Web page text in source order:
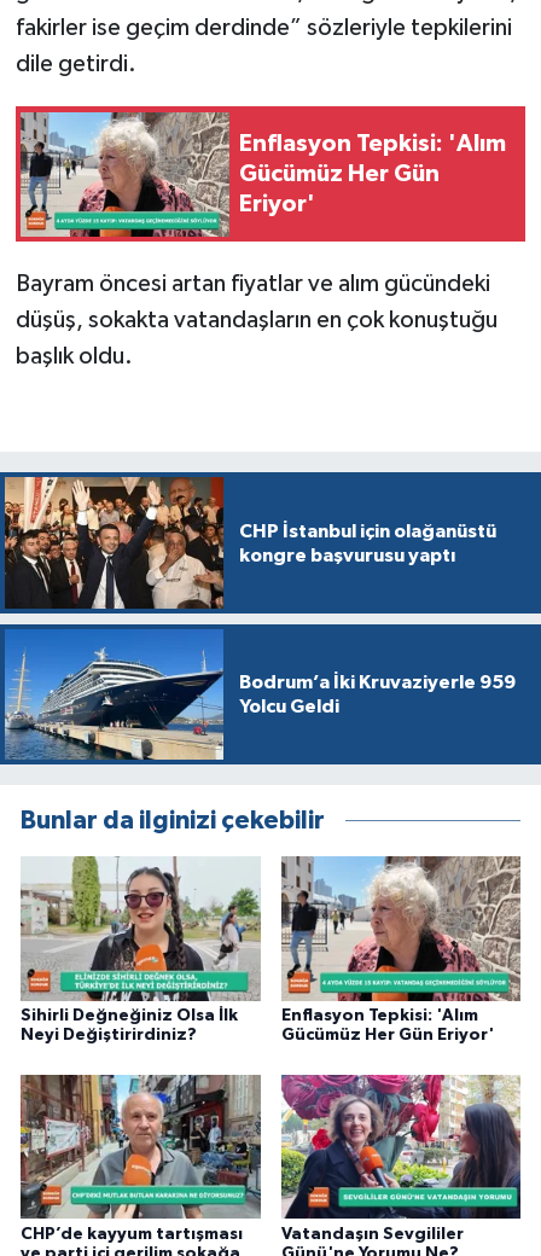
fakirler ise geçim derdinde” sözleriyle tepkilerini
dile getirdi.
Enflasyon Tepkisi: 'Alım
Gücümüz Her Gün
Eriyor'
Bayram öncesi artan fiyatlar ve alım gücündeki
düşüş, sokakta vatandaşların en çok konuştuğu
başlık oldu.
CHP İstanbul için olağanüstü
kongre başvurusu yaptı
Bodrum’a İki Kruvaziyerle 959
Yolcu Geldi
Bunlar da ilginizi çekebilir
Sihirli Değneğiniz Olsa İlk
Neyi Değiştirirdiniz?
Enflasyon Tepkisi: 'Alım
Gücümüz Her Gün Eriyor'
CHP’de kayyum tartışması
Vatandaşın Sevgililer